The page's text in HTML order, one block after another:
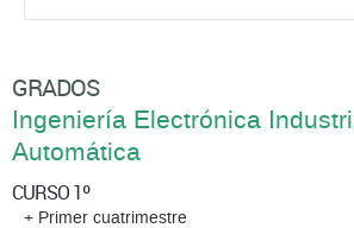
GRADOS
Ingeniería Electrónica
Automática
CURSO 1º
+ Primer cuatrimestre